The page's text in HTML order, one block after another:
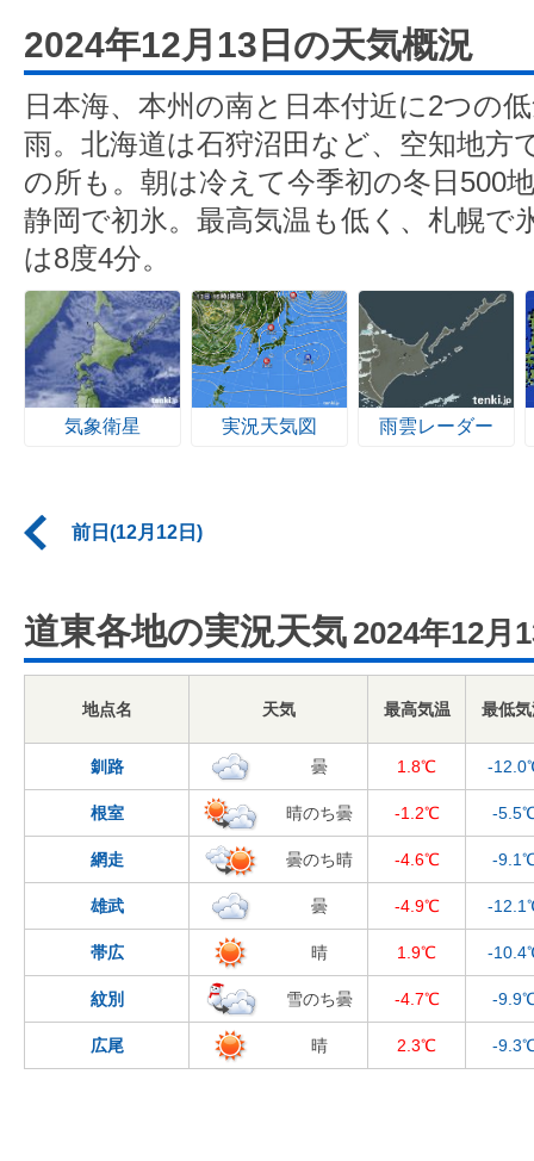
2024年12月13日の天気概況
日本海、本州の南と日本付近に2つの
雨。北海道は石狩沼田など、空知地方
の所も。朝は冷えて今季初の冬日500
静岡で初氷。最高気温も低く、札幌で
は8度4分。
気象衛星 実況天気図 雨雲レーダー
前日(12月12日)
道東各地の実況天気 2024年12月
地点名 天気 最高気温 最低
釧路 曇 1.8℃ -
根室 晴のち曇 -1.2℃ -
網走 曇のち晴 -4.6℃ -
雄武 曇 -4.9℃ -
帯広 晴 1.9℃ -
紋別 雪のち曇 -4.7℃ -
広尾 晴 2.3℃ -